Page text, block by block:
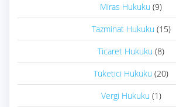
Miras Hukuku (9)
Tazminat Hukuku (15)
Ticaret Hukuku (8)
Tüketici Hukuku (20)
Vergi Hukuku (1)